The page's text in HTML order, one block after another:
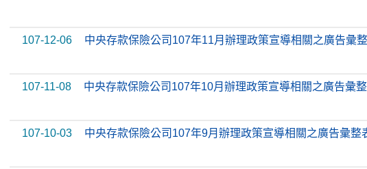
107-12-06 中央存款保險公司107年11月辦理政策宣導相關之廣告彙
107-11-08 中央存款保險公司107年10月辦理政策宣導相關之廣告彙
107-10-03 中央存款保險公司107年9月辦理政策宣導相關之廣告彙整